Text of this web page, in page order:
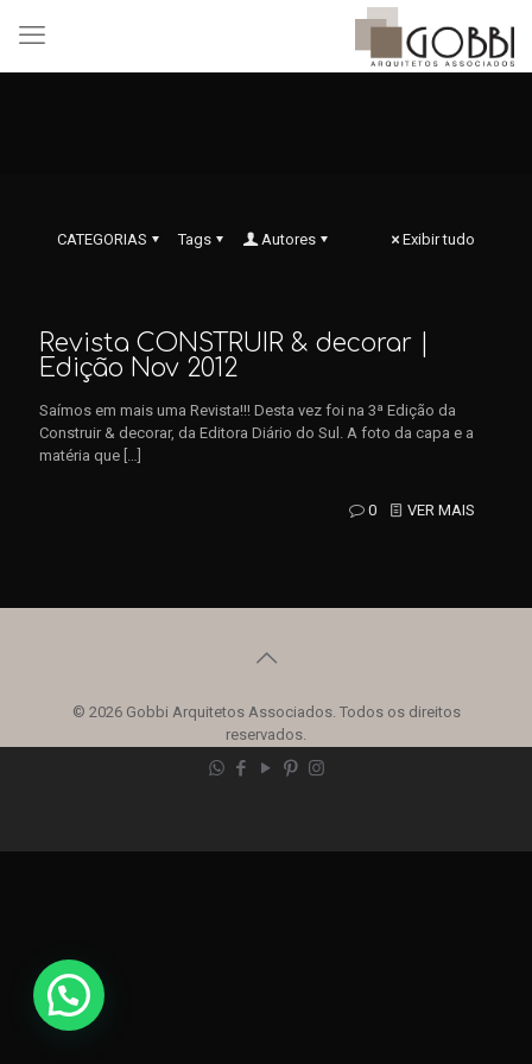
CATEGORIAS Tags Autores Exibir tudo
Revista CONSTRUIR & decorar |
Edição Nov 2012
Saímos em mais uma Revista!!! Desta vez foi na 3ª Edição da
Construir & decorar, da Editora Diário do Sul. A foto da capa e a
matéria que […]
0 VER MAIS
© 2026 Gobbi Arquitetos Associados. Todos os direitos
reservados.